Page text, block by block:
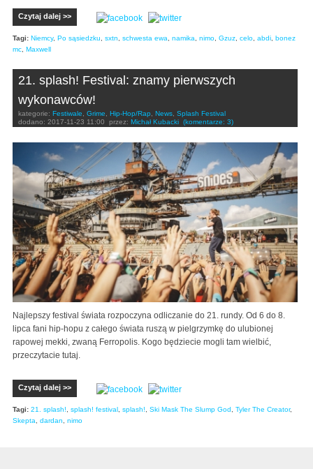
Czytaj dalej >>
Tagi: Niemcy, Po sąsiedzku sxtn schwesta ewa namika nimo Gzuz celo abdi bonez
mc Maxwell
21. splash! Festival: znamy pierwszych
wykonawców!
kategorie: Festiwale Grime Hip-Hop/Rap News Splash Festival
dodano: 2017-11-23 11:00 przez: Michał Kubacki (komentarze: 3)
Najlepszy festival świata rozpoczyna odliczanie do 21. rundy. Od 6 do 8.
lipca fani hip-hopu z całego świata ruszą w pielgrzymkę do ulubionej
rapowej mekki, zwaną Ferropolis. Kogo będziecie mogli tam wielbić,
przeczytacie tutaj.
Czytaj dalej >>
Tagi: 21. splash!, splash! festival, splash!, Ski Mask The Slump God, Tyler The Creator,
Skepta, dardan, nimo